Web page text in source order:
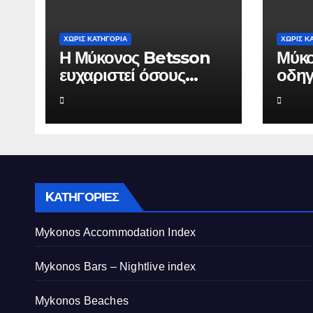
ΧΩΡΊΣ ΚΑΤΗΓΟΡΊΑ
Η Μύκονος Betsson
ευχαριστεί όσους
συνέδεσαν το όνομά
τους με την ιστορική
χρονιά
ΧΩΡΊΣ
από
KΑΤΗΓΟΡΊΕΣ
Mykonos Accommodation Index
Mykonos Bars – Nightlive index
Mykonos Beaches